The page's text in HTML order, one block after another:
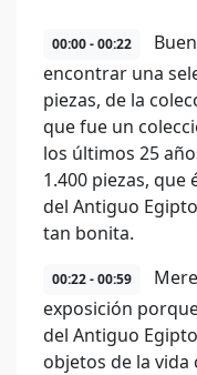
00:00 - 00:22
encontrar una
piezas, de la
que fue un
los últimos 25
1.400 piezas,
del Antiguo
tan bonita.
00:22 - 00:59
exposición
del Antiguo
objetos de la